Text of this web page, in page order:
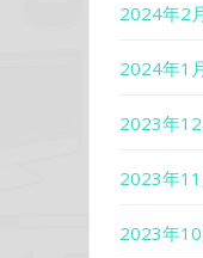
2024年2
2024年1
2023年12
2023年11
2023年10